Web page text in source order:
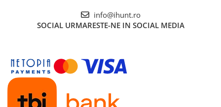
info@ihunt.ro
SOCIAL URMARESTE-NE IN SOCIAL MEDIA